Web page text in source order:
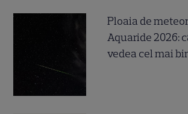
Ploaia de
Aquaride 2026:
vedea cel mai